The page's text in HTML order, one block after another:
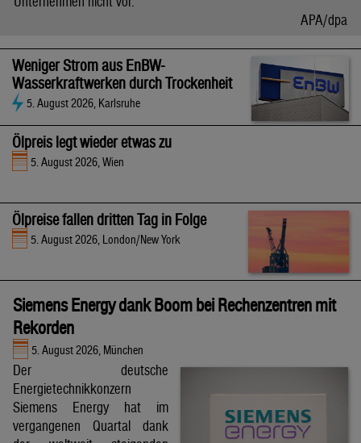
APA/dpa
Weniger Strom aus EnBW-
Wasserkraftwerken durch Trockenheit
5. August 2026, Karlsruhe
Ölpreis legt wieder etwas zu
5. August 2026, Wien
Ölpreise fallen dritten Tag in Folge
5. August 2026, London/New York
Siemens Energy dank Boom bei Rechenzentren mit
Rekorden
5. August 2026, München
Der deutsche
Energietechnikkonzern
Siemens Energy hat im
vergangenen Quartal dank